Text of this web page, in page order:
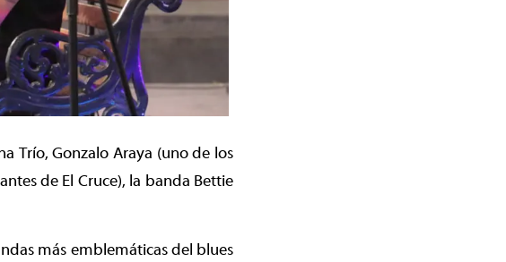
Trío, Gonzalo Araya (uno de los
de El Cruce), la banda Bettie
más emblemáticas del blues